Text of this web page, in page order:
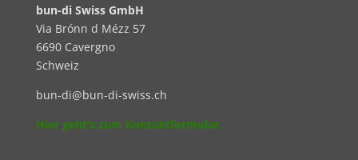
bun-di Swiss GmbH
Via Brónn d Mézz 57
6690 Cavergno
Schweiz
bun-di@bun-di-swiss.ch
Hier geht’s zum Kontaktformular.